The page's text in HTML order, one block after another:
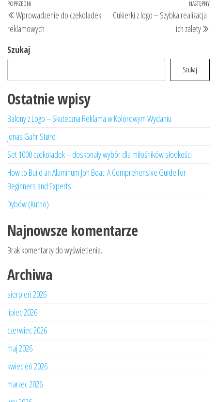
Nawigacja
wpisu
Poprzedni
wpis
POPRZEDNI
Wprowadzenie do czekoladek
reklamowych
NASTĘPNY
Cukierki z logo – Szybka realizacja i
ich zalety
Szukaj
Szukaj
Ostatnie wpisy
Balony z Logo – Skuteczna Reklama w Kolorowym Wydaniu
Jonas Gahr Støre
Set 1000 czekoladek – doskonały wybór dla miłośników słodkości
How to Build an Aluminum Jon Boat: A Comprehensive Guide for
Beginners and Experts
Dybów (Kutno)
Najnowsze komentarze
Brak komentarzy do wyświetlenia.
Archiwa
sierpień 2026
lipiec 2026
czerwiec 2026
maj 2026
kwiecień 2026
marzec 2026